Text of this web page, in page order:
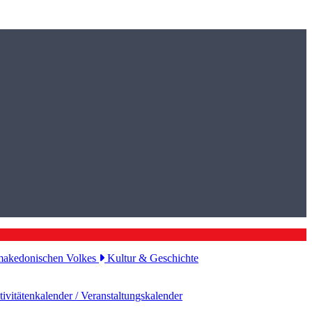
Volkes Kultur & Geschichte
/ Veranstaltungskalender